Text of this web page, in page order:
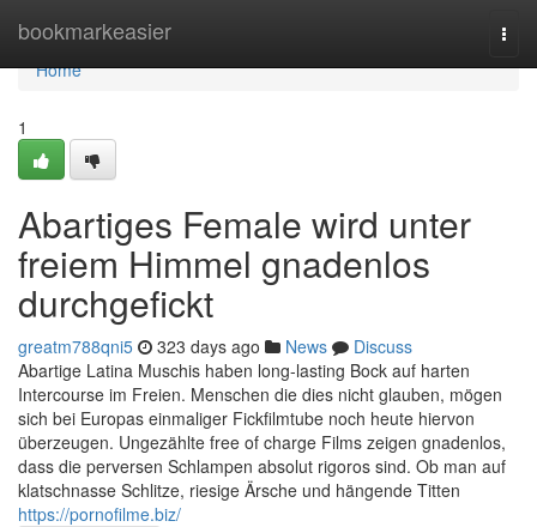
bookmarkeasier
Home
Home
1
Abartiges Female wird unter
freiem Himmel gnadenlos
durchgefickt
greatm788qni5 323 days ago News
Discuss
Abartige Latina Muschis haben long-lasting Bock auf harten
Intercourse im Freien. Menschen die dies nicht glauben, mögen
sich bei Europas einmaliger Fickfilmtube noch heute hiervon
überzeugen. Ungezählte free of charge Films zeigen gnadenlos,
dass die perversen Schlampen absolut rigoros sind. Ob man auf
klatschnasse Schlitze, riesige Ärsche und hängende Titten
https://pornofilme.biz/